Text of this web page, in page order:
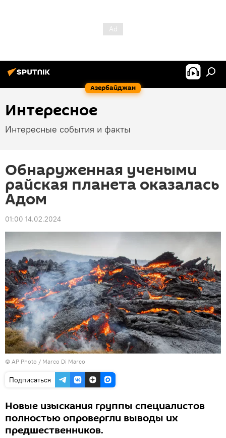
Азербайджан
Интересное
Интересные события и факты
Обнаруженная учеными
райская планета оказалась
Адом
01:00 14.02.2024
© AP Photo / Marco Di Marco
Подписаться
Новые изыскания группы специалистов
полностью опровергли выводы их
предшественников.